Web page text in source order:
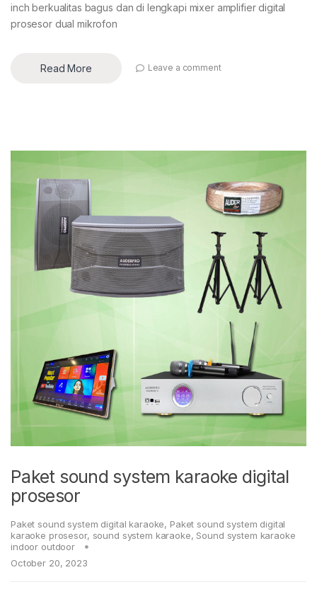
inch berkualitas bagus dan di lengkapi mixer amplifier digital
prosesor dual mikrofon
Read More Leave a comment
Paket sound system karaoke digital
prosesor
Paket sound system digital karaoke, Paket sound system digital
karaoke prosesor, sound system karaoke, Sound system karaoke
indoor outdoor
October 20, 2023